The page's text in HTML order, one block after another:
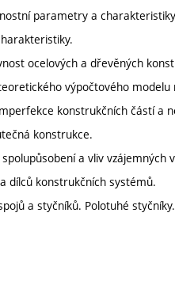
parametry a
ocelových a dřevěných
výpočtového modelu
konstrukčních částí a
konstrukce.
a vliv
dílců konstrukčních systémů.
a styčníků. Polotuhé styčníky.